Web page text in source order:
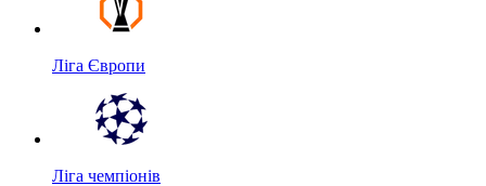
Ліга Європи
Ліга чемпіонів